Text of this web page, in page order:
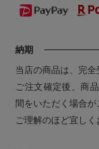
納期
当店の商品は、完全
ご注文確定後、商
間をいただく場合が
ご理解のほど宜しく